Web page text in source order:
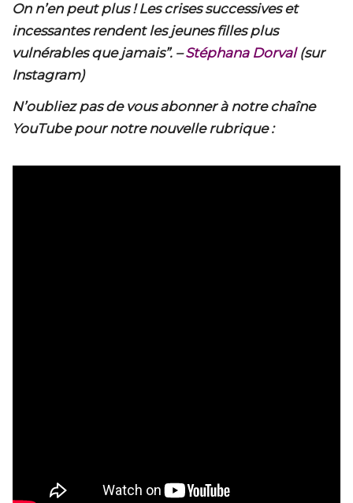
On n’en peut plus ! Les crises successives et
incessantes rendent les jeunes filles plus
vulnérables que jamais”. –Stéphana Dorval(sur
Instagram)
N’oubliez pas de vous abonner à notre chaîne
YouTube pour notre nouvelle rubrique :